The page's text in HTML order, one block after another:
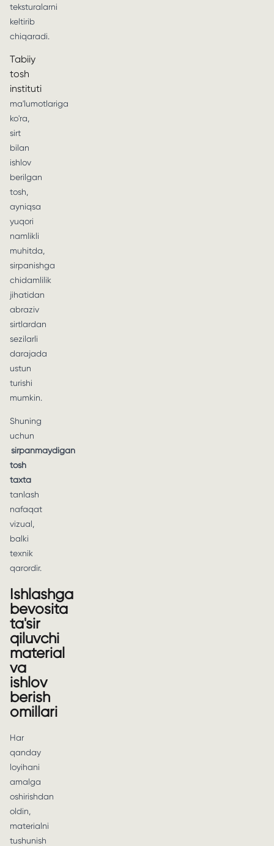
teksturalarni
keltirib
chiqaradi.
Tabiiy
tosh
instituti
ma'lumotlariga
ko'ra,
sirt
bilan
ishlov
berilgan
tosh,
ayniqsa
yuqori
namlikli
muhitda,
sirpanishga
chidamlilik
jihatidan
abraziv
sirtlardan
sezilarli
darajada
ustun
turishi
mumkin.
Shuning
uchun
sirpanmaydigan
tosh
taxta
tanlash
nafaqat
vizual,
balki
texnik
qarordir.
Ishlashga
bevosita
ta'sir
qiluvchi
material
va
ishlov
berish
omillari
Har
qanday
loyihani
amalga
oshirishdan
oldin,
materialni
tushunish